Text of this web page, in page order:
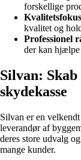
forskellige
kvalitet og
Professionel
der kan hjælpe
Silvan:
skydekasse
Silvan er en
leverandør af
deres store udvalg
mange kunder.